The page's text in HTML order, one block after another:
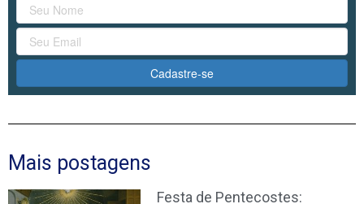
Cadastre-se
Mais postagens
Festa de Pentecostes: